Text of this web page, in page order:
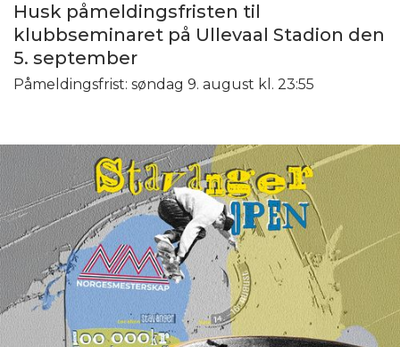
Husk påmeldingsfristen til
klubbseminaret på Ullevaal Stadion den
5. september
Påmeldingsfrist: søndag 9. august kl. 23:55